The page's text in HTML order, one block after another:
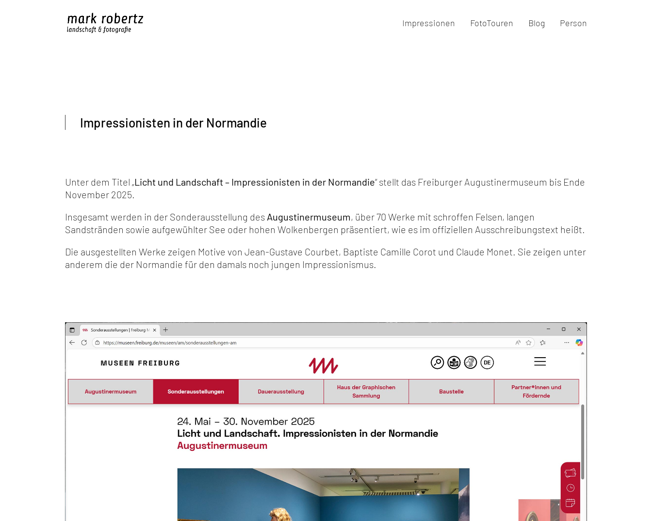
Impressionen FotoTouren Blog Person
Impressionisten in der Normandie
Unter dem Titel „Licht und Landschaft – Impressionisten in der Normandie“ stellt das Freiburger Augustinermuseum bis Ende
November 2025.
Insgesamt werden in der Sonderausstellung des Augustinermuseum, über 70 Werke mit schroffen Felsen, langen
Sandstränden sowie aufgewühlter See oder hohen Wolkenbergen präsentiert, wie es im offiziellen Ausschreibungstext heißt.
Die ausgestellten Werke zeigen Motive von Jean-Gustave Courbet, Baptiste Camille Corot und Claude Monet. Sie zeigen unter
anderem die der Normandie für den damals noch jungen Impressionismus.